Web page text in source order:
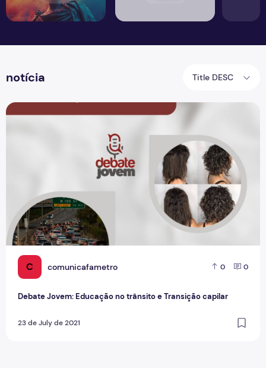
notícia Title DESC
C comunicafametro 0 0
Debate Jovem: Educação no trânsito e Transição capilar
23 de July de 2021
Debate Jovem: Educação no trânsito e Transição capilar